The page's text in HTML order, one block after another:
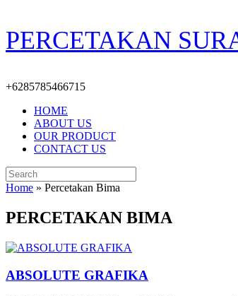
Skip
to
content
PERCETAKAN
+6285785466715
HOME
ABOUT US
OUR PRODUCT
CONTACT US
Search
for:
Home » Percetakan Bima
PERCETAKAN BIMA
ABSOLUTE GRAFIKA